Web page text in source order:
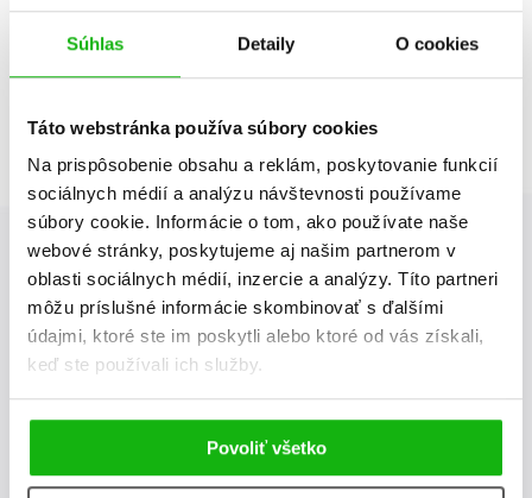
Súhlas Detaily O cookies
Táto webstránka používa súbory cookies
Na prispôsobenie obsahu a reklám, poskytovanie funkcií
sociálnych médií a analýzu návštevnosti používame
súbory cookie. Informácie o tom, ako používate naše
webové stránky, poskytujeme aj našim partnerom v
oblasti sociálnych médií, inzercie a analýzy. Títo partneri
môžu príslušné informácie skombinovať s ďalšími
údajmi, ktoré ste im poskytli alebo ktoré od vás získali,
keď ste používali ich služby.
Povoliť všetko
1
Albatros Media newsletter
Zaujíma Vás, aký knižný hit práve vychádza, na aký tovar je
výhodná zľava, aká beží súťaž o ceny?
našich e-mailových noviniek!
Vaša emailová adresa odoslať